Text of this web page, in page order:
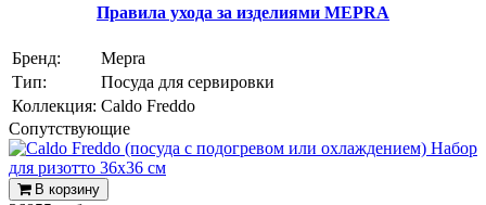
Правила ухода за изделиями MEPRA
Бренд:
Mepra
Тип:
Посуда для сервировки
Коллекция: Caldo Freddo
Cопутствующие
В корзину